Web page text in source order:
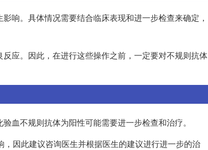
响。具体情况需要结合临床表现和进一步检查来确定，
应。因此，在进行这些操作之前，一定要对不规则抗体
血不规则抗体为阳性可能需要进一步检查和治疗。
因此建议咨询医生并根据医生的建议进行进一步的治